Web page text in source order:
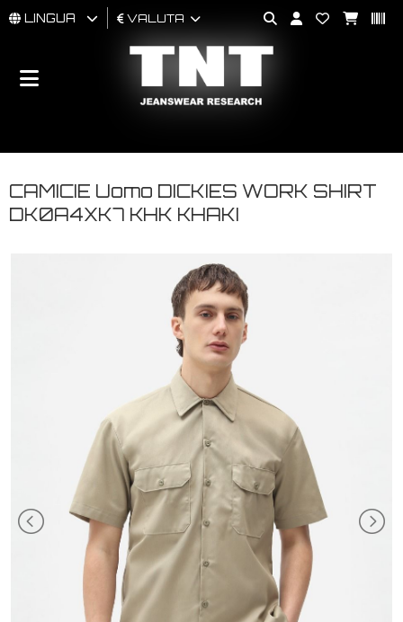
UOMO
BRAND
LINGUA VALUTA
CAMICIE Uomo DICKIES WORK SHIRT
DK0A4XK7 KHK KHAKI